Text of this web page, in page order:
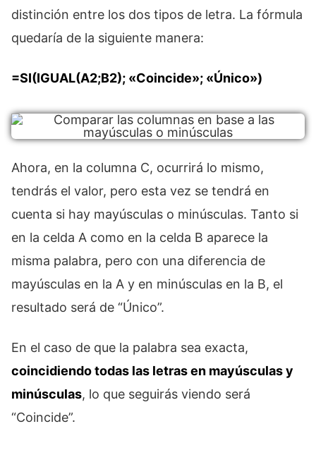
distinción entre los dos tipos de letra. La fórmula
quedaría de la siguiente manera:
=SI(IGUAL(A2;B2); «Coincide»; «Único»)
Ahora, en la columna C, ocurrirá lo mismo,
tendrás el valor, pero esta vez se tendrá en
cuenta si hay mayúsculas o minúsculas. Tanto si
en la celda A como en la celda B aparece la
misma palabra, pero con una diferencia de
mayúsculas en la A y en minúsculas en la B, el
resultado será de “Único”.
En el caso de que la palabra sea exacta,
coincidiendo todas las letras en mayúsculas y
minúsculas, lo que seguirás viendo será
“Coincide”.